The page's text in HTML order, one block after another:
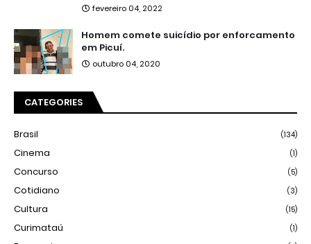
fevereiro 04, 2022
Homem comete suicídio por enforcamento
em Picuí.
outubro 04, 2020
CATEGORIES
Brasil (134)
Cinema (1)
Concurso (5)
Cotidiano (3)
Cultura (15)
Curimataú (1)